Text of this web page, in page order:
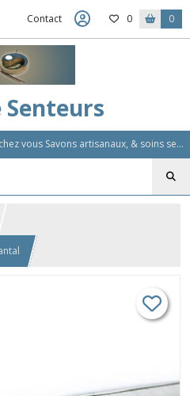
Contact 0 0
Senteurs
Bain de Senteurs L’art du bien-être chez vous Savons artisanaux, & soins sensoriels, Aromathérapie et Parfums d'Ambiance,Soin Des Cheveux